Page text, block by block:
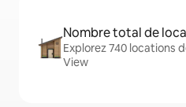
Nombre total de
Explorez 740 locations
View